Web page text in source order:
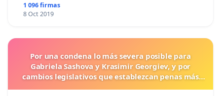
1 096 firmas
8 Oct 2019
Por una condena lo más severa posible para
Gabriela Sashova y Krasimir Georgiev, y por
cambios legislativos que establezcan penas más